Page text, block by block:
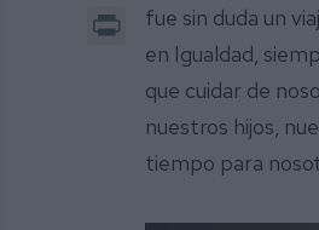
Print
fue sin duda un
en Igualdad,
que cuidar de
nuestros hijos,
tiempo para